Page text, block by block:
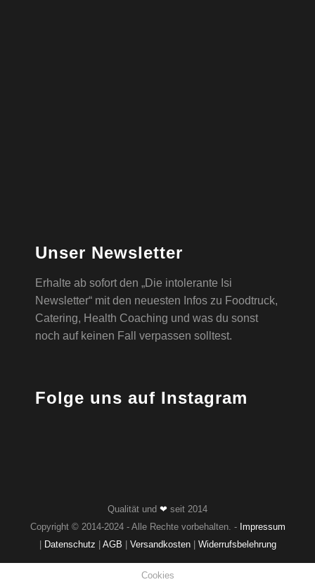
Unser Newsletter
Erhalte ab sofort den „Die intolerante Isi
Newsletter“ mit den neuesten Infos zu Foodtruck,
Catering, Health Coaching und was du sonst
noch auf keinen Fall verpassen solltest.
Folge uns auf Instagram
Qualität und ❤ seit 2014
Copyright © 2014-2024 - Alle Rechte vorbehalten. - Impressum
Datenschutz AGB Versandkosten| Widerrufsbelehrung
Cookies